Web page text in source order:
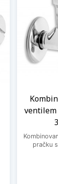
pračku